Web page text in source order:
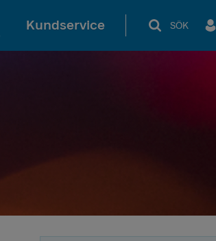
Kundservice SÖK